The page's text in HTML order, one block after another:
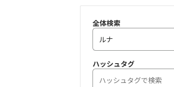
全体検索
ハッシュタグ